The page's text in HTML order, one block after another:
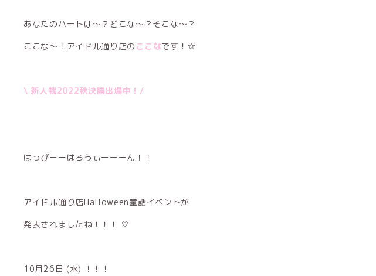
あなたのハートは〜？どこな〜？そこな〜？
ここな〜！アイドル通り店の ここなです！☆
\ 新人戦2022秋決勝出場中！/
はっぴーーはろうぃーーーん！！
アイドル通り店Halloween童話イベントが
発表されましたね！！！ ♡
10月26日 (水) ！！！